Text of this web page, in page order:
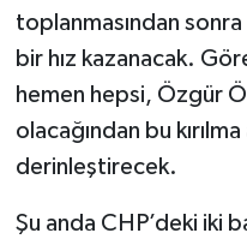
toplanmasından
bir hız kazanacak.
hemen hepsi, Özgür
olacağından bu
derinleştirecek.
Şu anda CHP’deki iki